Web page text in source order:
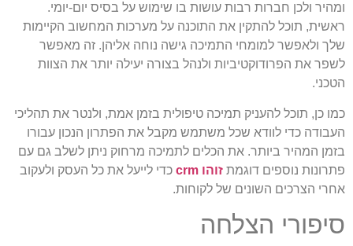
ומהיר ולכן חברות רבות עושות בו שימוש על בסיס יום-יומי.
ראשית, תוכל להתקין את התוכנה על מערכות המחשוב הקיימות
שלך ולאפשר למומחי התמיכה גישה נוחה אליהן. זה מאפשר
לשפר את הפרודוקטיביות ולנהל בצורה יעילה יותר את הצוות
הטכני.
כמו כן, תוכל להעניק תמיכה טיפולית בזמן אמת, ולנטר את תהליכי
העבודה כדי לוודא שכל משתמש מקבל את הפתרון הנכון עבורו
בזמן המהיר ביותר. את הכלים לתמיכה מרחוק ניתן לשלב גם עם
פתרונות נוספים דוגמת זוהו crm
כדי לייעל את כל העסק ולעקוב
אחרי הצרכים השונים של לקוחות.
סיפורי הצלחה